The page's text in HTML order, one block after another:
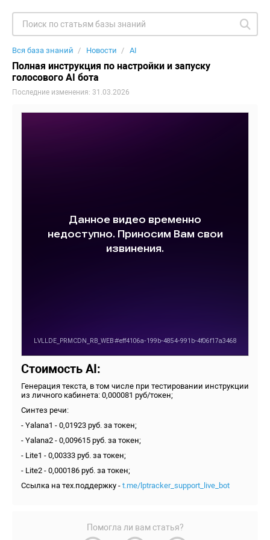
Вся база знаний Новости AI
Полная инструкция по настройки и запуску
голосового AI бота
Последние изменения: 31.03.2026
Стоимость AI:
Генерация текста, в том числе при тестировании инструкции
из личного кабинета: 0,000081 руб/токен;
Синтез речи:
- Yalana1 - 0,01923 руб. за токен;
- Yalana2 - 0,009615 руб. за токен;
- Lite1 - 0,00333 руб. за токен;
- Lite2 - 0,000186 руб. за токен;
Ссылка на тех.поддержку - t.me/lptracker_support_live_bot
Помогла ли вам статья?